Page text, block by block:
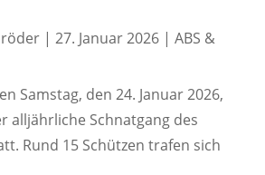
| 27. Januar 2026| ABS &
Samstag, den 24. Januar 2026,
alljährliche Schnatgang des
Rund 15 Schützen trafen sich